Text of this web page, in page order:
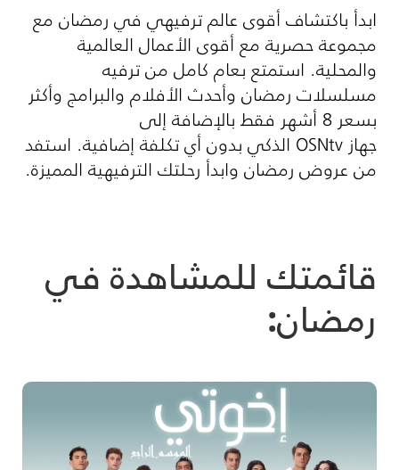
ابدأ باكتشاف أقوى عالم ترفيهي في رمضان مع
مجموعة حصرية مع أقوى الأعمال العالمية
والمحلية. استمتع بعام كامل من ترفيه
مسلسلات رمضان وأحدث الأفلام والبرامج وأكثر
بسعر 8 أشهر فقط بالإضافة إلى
جهازOSNtvالذكي بدون أي تكلفة إضافية. استفد
من عروض رمضان وابدأ رحلتك الترفيهية المميزة.
قائمتك للمشاهدة في
رمضان: